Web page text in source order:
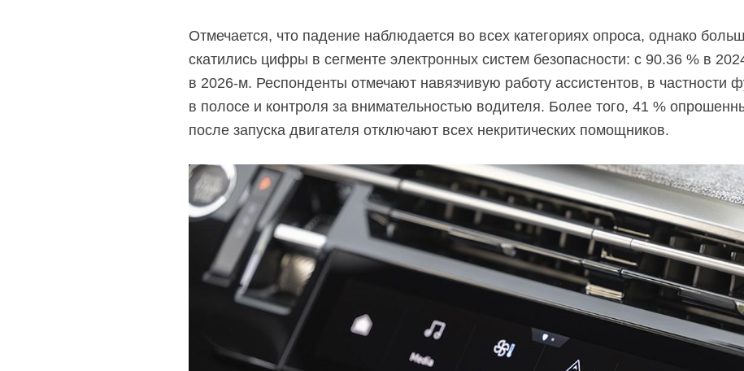
Отмечается, что падение наблюдается во всех категориях опроса, однако
скатились цифры в сегменте электронных систем безопасности: с 90.36 % в
в 2026-м. Респонденты отмечают навязчивую работу ассистентов, в частности
в полосе и контроля за внимательностью водителя. Более того, 41 %
после запуска двигателя отключают всех некритических помощников.